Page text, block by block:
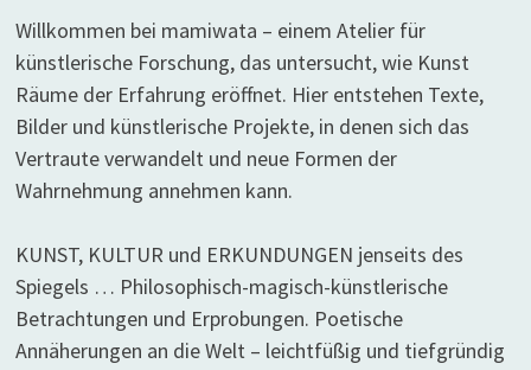
Willkommen bei mamiwata – einem Atelier für
künstlerische Forschung, das untersucht, wie Kunst
Räume der Erfahrung eröffnet. Hier entstehen Texte,
Bilder und künstlerische Projekte, in denen sich das
Vertraute verwandelt und neue Formen der
Wahrnehmung annehmen kann.
KUNST, KULTUR und ERKUNDUNGEN jenseits des
Spiegels … Philosophisch-magisch-künstlerische
Betrachtungen und Erprobungen. Poetische
Annäherungen an die Welt – leichtfüßig und tiefgründig